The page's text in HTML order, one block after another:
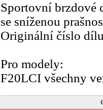
Sportovní brzdové
se sníženou
Originální číslo
Pro modely:
F20LCI všechny